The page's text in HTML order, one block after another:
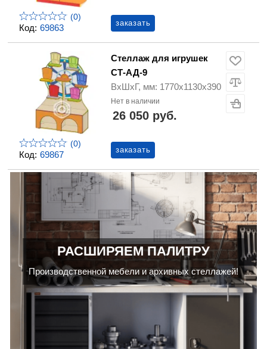
Код: 69863
(0)
заказать
Код: 69867
(0)
Стеллаж для игрушек
СТ-АД-9
ВхШхГ, мм: 1770х1130х390
Нет в наличии
26 050 руб.
заказать
РАСШИРЯЕМ ПАЛИТРУ
Производственной мебели и архивных стеллажей!